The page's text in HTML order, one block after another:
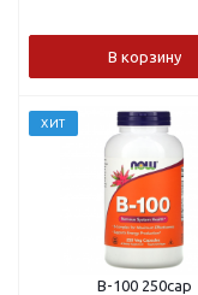
В корзину
ХИТ
B-100 250cap